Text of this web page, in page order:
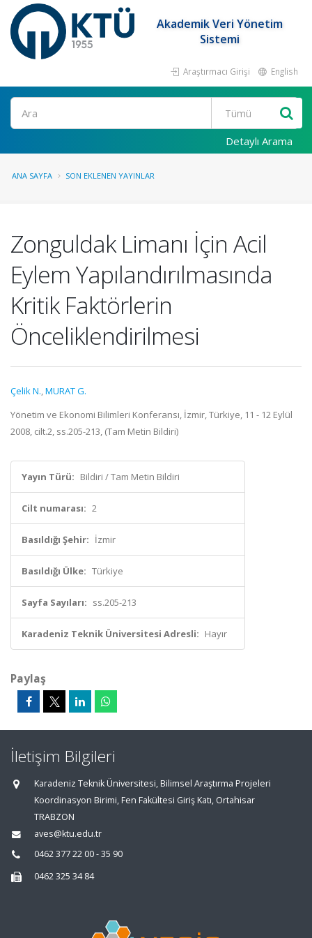
Akademik Veri Yönetim
Sistemi
Araştırmacı Girişi English
Ara
Detaylı Arama
ANA SAYFA SON EKLENEN YAYINLAR
Zonguldak Limanı İçin Acil
Eylem Yapılandırılmasında
Kritik Faktörlerin
Önceliklendirilmesi
Çelik N.,MURAT G.
Yönetim ve Ekonomi Bilimleri Konferansı, İzmir, Türkiye, 11 - 12 Eylül
2008, cilt.2, ss.205-213, (Tam Metin Bildiri)
Yayın Türü: Bildiri / Tam Metin Bildiri
Cilt numarası: 2
Basıldığı Şehir: İzmir
Basıldığı Ülke: Türkiye
Sayfa Sayıları: ss.205-213
Karadeniz Teknik Üniversitesi Adresli: Hayır
Paylaş
İletişim Bilgileri
Karadeniz Teknik Üniversitesi, Bilimsel Araştırma Projeleri
Koordinasyon Birimi, Fen Fakültesi Giriş Katı, Ortahisar
TRABZON
aves@ktu.edu.tr
0462 377 22 00 - 35 90
0462 325 34 84